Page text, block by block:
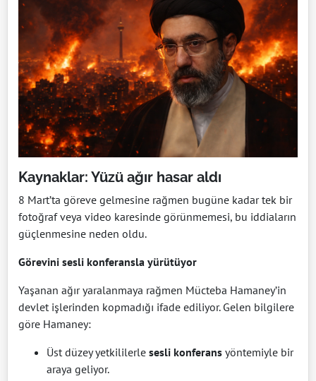
Kaynaklar: Yüzü ağır hasar aldı
8 Mart’ta göreve gelmesine rağmen bugüne kadar tek bir
fotoğraf veya video karesinde görünmemesi, bu iddiaların
güçlenmesine neden oldu.
Görevini sesli konferansla yürütüyor
Yaşanan ağır yaralanmaya rağmen Mücteba Hamaney’in
devlet işlerinden kopmadığı ifade ediliyor. Gelen bilgilere
göre Hamaney:
Üst düzey yetkililerle sesli konferans yöntemiyle bir
araya geliyor.